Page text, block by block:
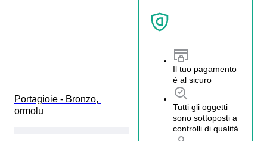
Il tuo pagamento
è al sicuro
Tutti gli oggetti
sono sottoposti a
controlli di qualità
Portagioie - Bronzo,
ormolu